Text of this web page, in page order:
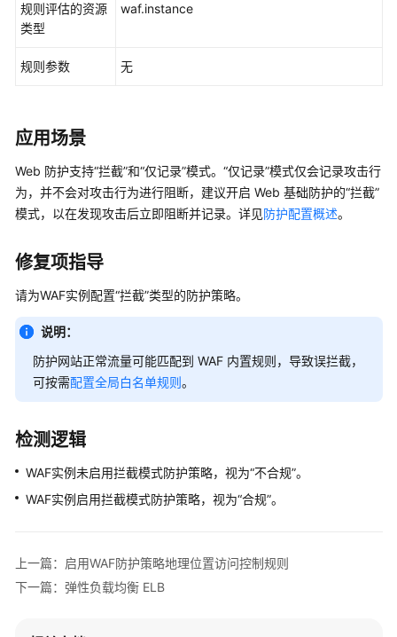
源
单
记
器
资
合
资
源
合
规
源
合
组
合
规则评估的资源
类型
waf.instance
规则参数 无
应用场景
Web 防护支持“拦截”和“仅记录”模式。“仅记录”模式仅会记录攻击行
为，并不会对攻击行为进行阻断，建议开启 Web 基础防护的“拦截”
模式，以在发现攻击后立即阻断并记录。详见防护配置概述。
修复项指导
请为WAF实例配置“拦截”类型的防护策略。
说明：
防护网站正常流量可能匹配到 WAF 内置规则，导致误拦截，
可按需配置全局白名单规则。
检测逻辑
WAF实例未启用拦截模式防护策略，视为“不合规”。
WAF实例启用拦截模式防护策略，视为“合规”。
上一篇：启用WAF防护策略地理位置访问控制规则
下一篇：弹性负载均衡 ELB